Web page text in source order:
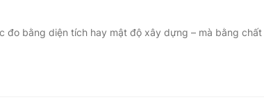
đo bằng diện tích hay mật độ xây dựng – mà bằng chất